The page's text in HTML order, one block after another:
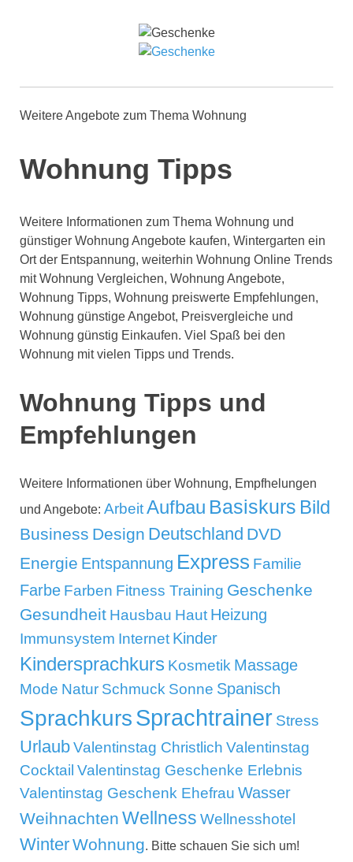
Weitere Angebote zum Thema Wohnung
Wohnung Tipps
Weitere Informationen zum Thema Wohnung und
günstiger Wohnung Angebote kaufen, Wintergarten ein
Ort der Entspannung, weiterhin Wohnung Online Trends
mit Wohnung Vergleichen, Wohnung Angebote,
Wohnung Tipps, Wohnung preiswerte Empfehlungen,
Wohnung günstige Angebot, Preisvergleiche und
Wohnung günstig Einkaufen. Viel Spaß bei den
Wohnung mit vielen Tipps und Trends.
Wohnung Tipps und
Empfehlungen
Weitere Informationen über Wohnung, Empfhelungen
und Angebote: ArbeitAufbau Basiskurs Bild
Business Design Deutschland DVD
Energie Entspannung Express Familie
Farbe Farben Fitness Training Geschenke
Gesundheit Hausbau Haut Heizung
Immunsystem Internet Kinder
Kindersprachkurs Kosmetik Massage
Mode Natur Schmuck Sonne Spanisch
SprachkursSprachtrainer Stress
UrlaubValentinstag Christlich Valentinstag
Cocktail Valentinstag Geschenke Erlebnis
Valentinstag Geschenk Ehefrau Wasser
Weihnachten Wellness Wellnesshotel
WinterWohnung. Bitte schauen Sie sich um!